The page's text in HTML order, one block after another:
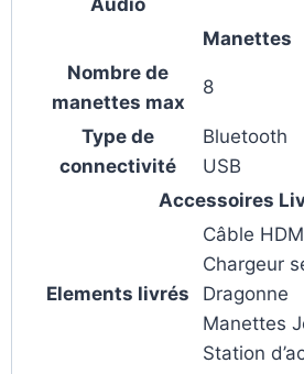
Manettes
Nombre de
manettes max
8
Type de
connectivité
Bluetooth
USB
Accessoires
Elements livrés
Câble
Chargeur
Dragonne
Manettes
Station